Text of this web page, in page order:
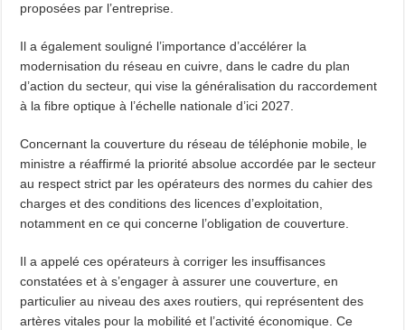
proposées par l’entreprise.
Il a également souligné l’importance d’accélérer la
modernisation du réseau en cuivre, dans le cadre du plan
d’action du secteur, qui vise la généralisation du raccordement
à la fibre optique à l’échelle nationale d’ici 2027.
Concernant la couverture du réseau de téléphonie mobile, le
ministre a réaffirmé la priorité absolue accordée par le secteur
au respect strict par les opérateurs des normes du cahier des
charges et des conditions des licences d’exploitation,
notamment en ce qui concerne l’obligation de couverture.
Il a appelé ces opérateurs à corriger les insuffisances
constatées et à s’engager à assurer une couverture, en
particulier au niveau des axes routiers, qui représentent des
artères vitales pour la mobilité et l’activité économique. Ce